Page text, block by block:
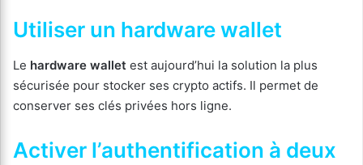
Utiliser un hardware wallet
Le hardware wallet est aujourd’hui la solution la plus
sécurisée pour stocker ses crypto actifs. Il permet de
conserver ses clés privées hors ligne.
Activer l’authentification à deux